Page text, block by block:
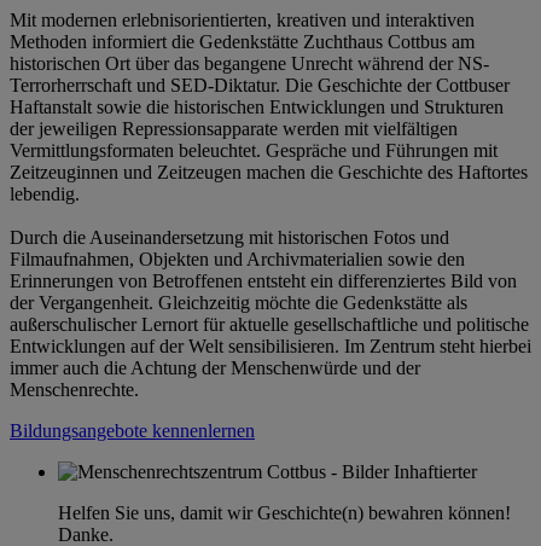
Mit modernen erlebnisorientierten, kreativen und interaktiven
Methoden informiert die Gedenkstätte Zuchthaus Cottbus am
historischen Ort über das begangene Unrecht während der NS-
Terrorherrschaft und SED-Diktatur. Die Geschichte der Cottbuser
Haftanstalt sowie die historischen Entwicklungen und Strukturen
der jeweiligen Repressionsapparate werden mit vielfältigen
Vermittlungsformaten beleuchtet. Gespräche und Führungen mit
Zeitzeuginnen und Zeitzeugen machen die Geschichte des Haftortes
lebendig.
Durch die Auseinandersetzung mit historischen Fotos und
Filmaufnahmen, Objekten und Archivmaterialien sowie den
Erinnerungen von Betroffenen entsteht ein differenziertes Bild von
der Vergangenheit. Gleichzeitig möchte die Gedenkstätte als
außerschulischer Lernort für aktuelle gesellschaftliche und politische
Entwicklungen auf der Welt sensibilisieren. Im Zentrum steht hierbei
immer auch die Achtung der Menschenwürde und der
Menschenrechte.
Bildungsangebote kennenlernen
Helfen Sie uns, damit wir Geschichte(n) bewahren können!
Danke.